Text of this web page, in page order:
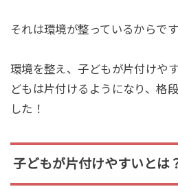
それは環境が整っているからです
環境を整え、子どもが片付けや
どもは片付けるようになり、格
した！
子どもが片付けやすいとは